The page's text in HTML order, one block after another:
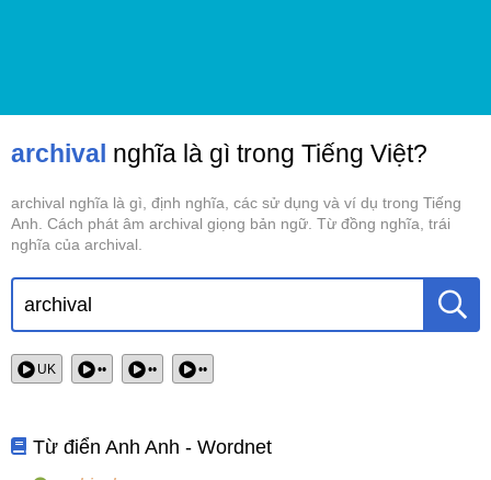
archival nghĩa là gì trong Tiếng Việt?
archival nghĩa là gì, định nghĩa, các sử dụng và ví dụ trong Tiếng
Anh. Cách phát âm archival giọng bản ngữ. Từ đồng nghĩa, trái
nghĩa của archival.
UK •• •• ••
Từ điển Anh Anh - Wordnet